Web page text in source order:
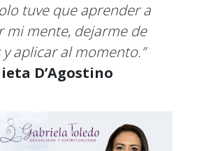
tuve que aprender a
mi mente, dejarme de
y aplicar al momento.”
D’Agostino